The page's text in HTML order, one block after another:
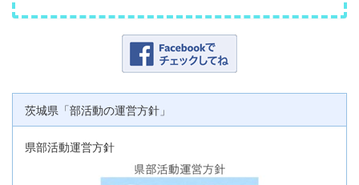
茨城県「部活動の運営方針」
県部活動運営方針